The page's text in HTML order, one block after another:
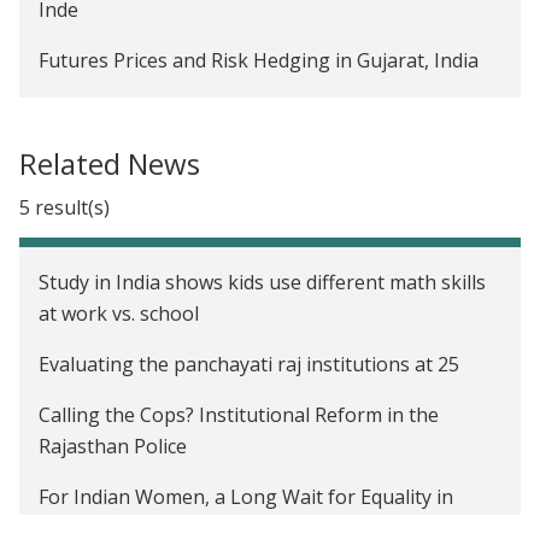
Inde
Futures Prices and Risk Hedging in Gujarat, India
Choix des infrastructures publiques et sexe du
Perceptions of Female Leaders in India
Related News
5 result(s)
Study in India shows kids use different math skills
at work vs. school
Evaluating the panchayati raj institutions at 25
Calling the Cops? Institutional Reform in the
Rajasthan Police
For Indian Women, a Long Wait for Equality in